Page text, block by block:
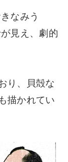
なみう
見え、劇的
り、貝殻な
描かれてい